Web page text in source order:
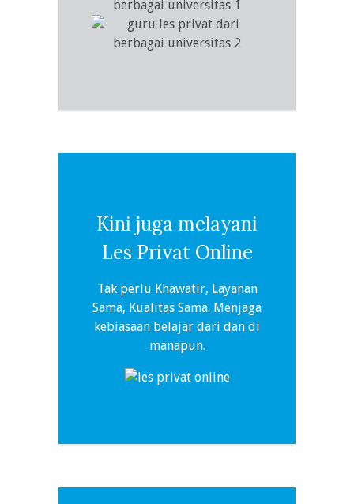
Kini juga melayani
Les Privat Online
Tak perlu Khawatir, Layanan
Sama, Kualitas Sama. Menjaga
kebiasaan belajar dari dan di
manapun.